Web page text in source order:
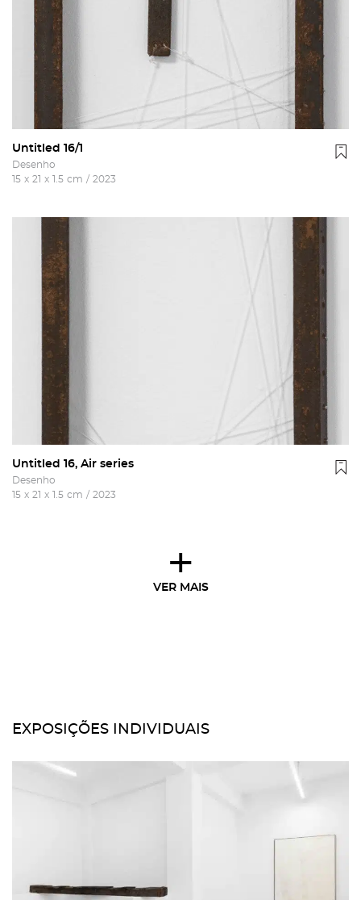
Untitled 16/1
Desenho
15 x 21 x 1.5 cm / 2023
Untitled 16, Air series
Desenho
15 x 21 x 1.5 cm / 2023
+
VER MAIS
EXPOSIÇÕES INDIVIDUAIS